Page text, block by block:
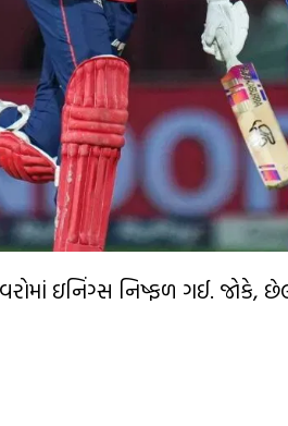
ઇનિંગ્સ નિષ્ફળ ગઈ. જોકે,